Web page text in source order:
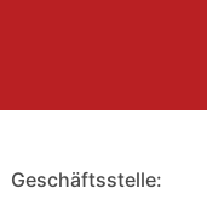
Geschäftsstelle: